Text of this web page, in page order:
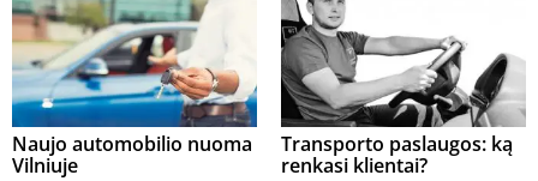
Naujo automobilio nuoma
Vilniuje
Transporto paslaugos: ką
renkasi klientai?